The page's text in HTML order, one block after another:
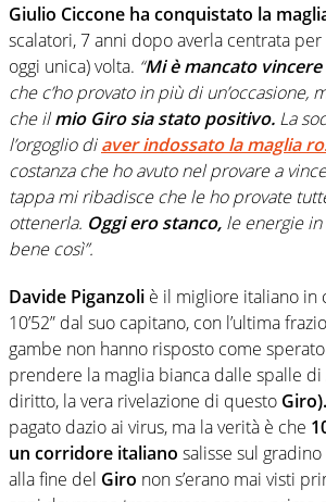
Giulio Ciccone ha conquistato la
scalatori, 7 anni dopo averla centrata
oggi unica) volta. “Mi è mancato
che c’ho provato in più di un’occasione,
che ilmio Giro sia stato positivo. La
l’orgoglio diaver indossato la maglia
costanza che ho avuto nel provare a
tappa mi ribadisce che le ho provate
ottenerla. Oggi ero stanco, le energie
bene così”.
Davide Piganzoli è il migliore italiano in
10’52” dal suo capitano, con l’ultima
gambe non hanno risposto come
prendere la maglia bianca dalle spalle di
diritto, la vera rivelazione di questo
pagato dazio ai virus, ma la verità è che
un corridore italiano salisse sul
alla fine del Giro non s’erano mai visti